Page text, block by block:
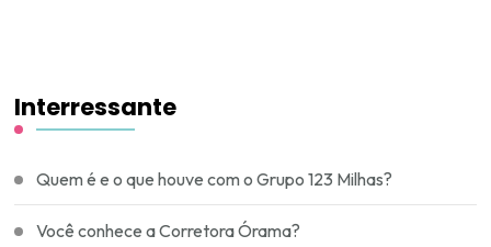
Interressante
Quem é e o que houve com o Grupo 123 Milhas?
Você conhece a Corretora Órama?